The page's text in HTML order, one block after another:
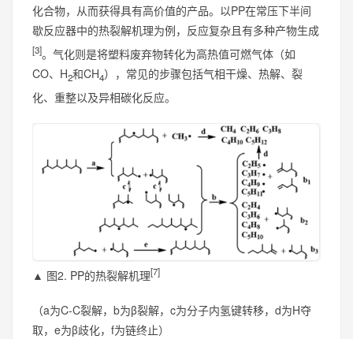
化合物，从而获得具有高价值的产品。以PP在常压下半间
歇反应器中的热裂解机理为例，反应复杂且有多种产物生成
[3]。气化则是将塑料废弃物转化为高热值可燃气体（如
CO、H2和CH4），常见的步骤包括气相干燥、热解、裂
化、重整以及异相碳化反应。
▲ 图2. PP的热裂解机理[7]
（a为C-C裂解，b为β裂解，c为分子内氢键转移，d为H夺
取，e为β歧化，f为链终止）